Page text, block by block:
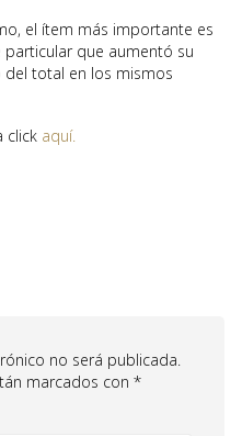
el ítem más importante es
que aumentó su
total en los mismos
click aquí.
no será publicada.
marcados con *